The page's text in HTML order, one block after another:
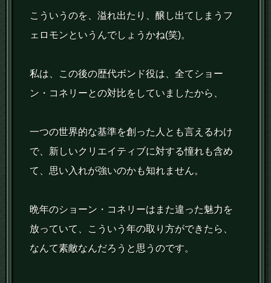
こういうのを、溢れ出たり、醸し出てしまうフ
ェロモンというんでしょうかね(笑)。
私は、この後の歴代ボンド役は、全てショー
ン・コネリーとの対比をしていましたから、
一つの世界的な基準を創った人とも言えるわけ
で、新しいクリエイティブに対する憧れも含め
て、思い入れが強いのかも知れません。
晩年のショーン・コネリーはまた違った魅力を
放っていて、こういう年の取り方ができたら、
なんて素敵なんだろうと思うのです。